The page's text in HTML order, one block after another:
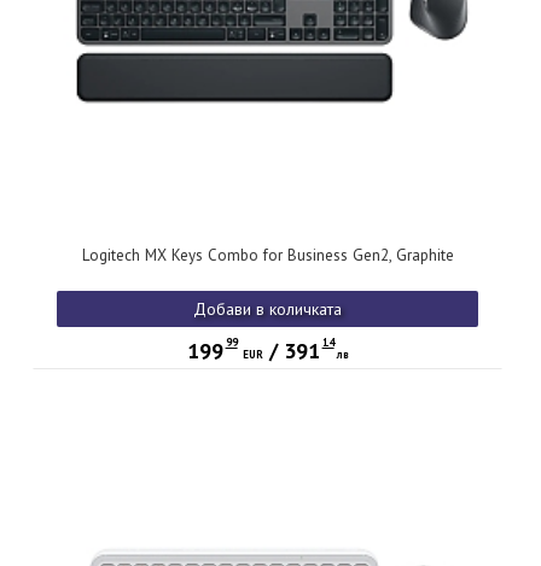
Logitech MX Keys Combo for Business Gen2, Graphite
Добави в количката
199 99
EUR/ 391 14
лв